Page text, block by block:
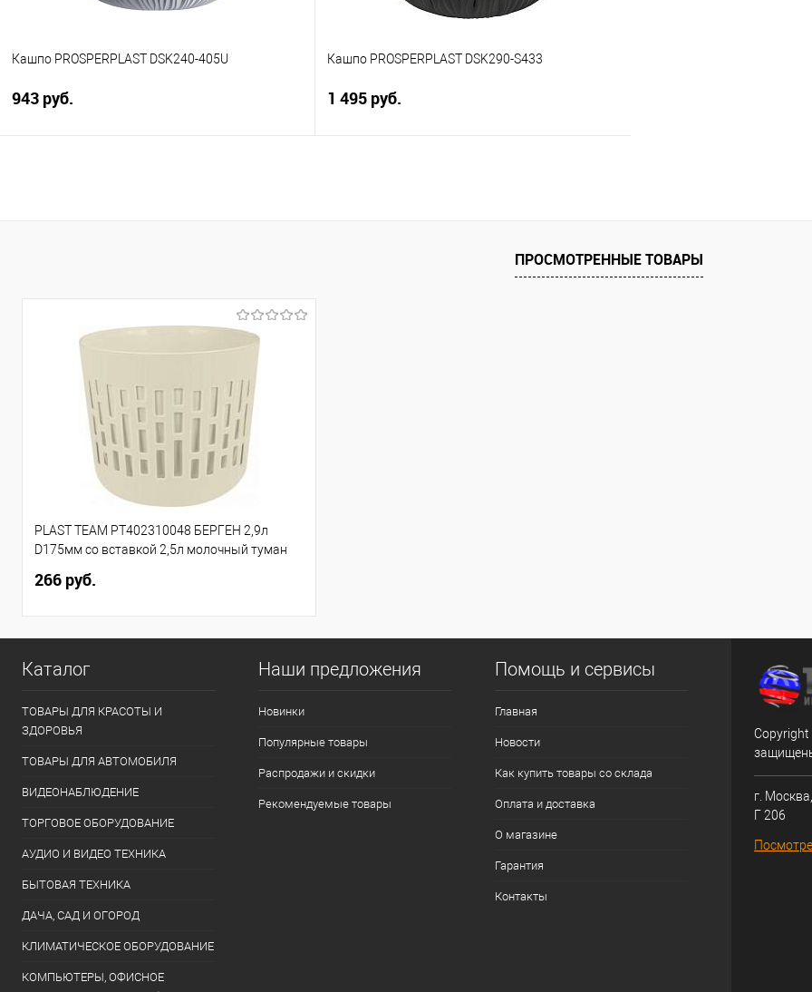
Кашпо PROSPERPLAST DSK240-405U
943 руб.
Купить в 1 клик
Сравнение
Кашпо PROSPERPLAST DSK290-S433
1 495 руб.
Купить в 1 клик
Сравнение
ПРОСМОТРЕННЫЕ ТОВАРЫ
PLAST TEAM PT402310048 БЕРГЕН 2,9л
D175мм со вставкой 2,5л молочный туман
266 руб.
Каталог
ТОВАРЫ ДЛЯ КРАСОТЫ И
ЗДОРОВЬЯ
ТОВАРЫ ДЛЯ АВТОМОБИЛЯ
ВИДЕОНАБЛЮДЕНИЕ
ТОРГОВОЕ ОБОРУДОВАНИЕ
АУДИО И ВИДЕО ТЕХНИКА
БЫТОВАЯ ТЕХНИКА
ДАЧА, САД И ОГОРОД
КЛИМАТИЧЕСКОЕ ОБОРУДОВАНИЕ
КОМПЬЮТЕРЫ, ОФИСНОЕ
Наши предложения
Новинки
Популярные товары
Распродажи и скидки
Рекомендуемые товары
Помощь и сервисы
Главная
Новости
Как купить товары со склада
Оплата и доставка
О магазине
Гарантия
Контакты
г.
Г 206